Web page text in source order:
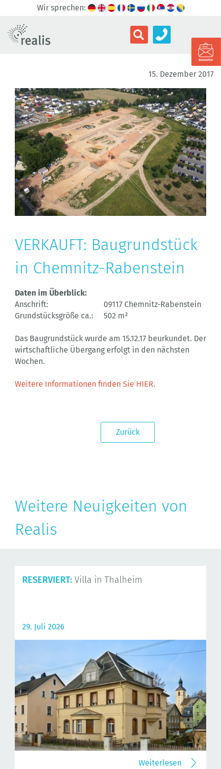
Wir sprechen:
15. Dezember 2017
VERKAUFT: Baugrundstück
in Chemnitz-Rabenstein
Daten im Überblick:
Anschrift:
09117 Chemnitz-Rabenstein
Grundstücksgröße ca.:
502 m²
Das Baugrundstück wurde am 15.12.17 beurkundet. Der
wirtschaftliche Übergang erfolgt in den nächsten
Wochen.
Weitere Informationen finden Sie HIER.
Zurück
Weitere Neuigkeiten von
Realis
RESERVIERT: Villa in Thalheim
29. Juli 2026
Weiterlesen